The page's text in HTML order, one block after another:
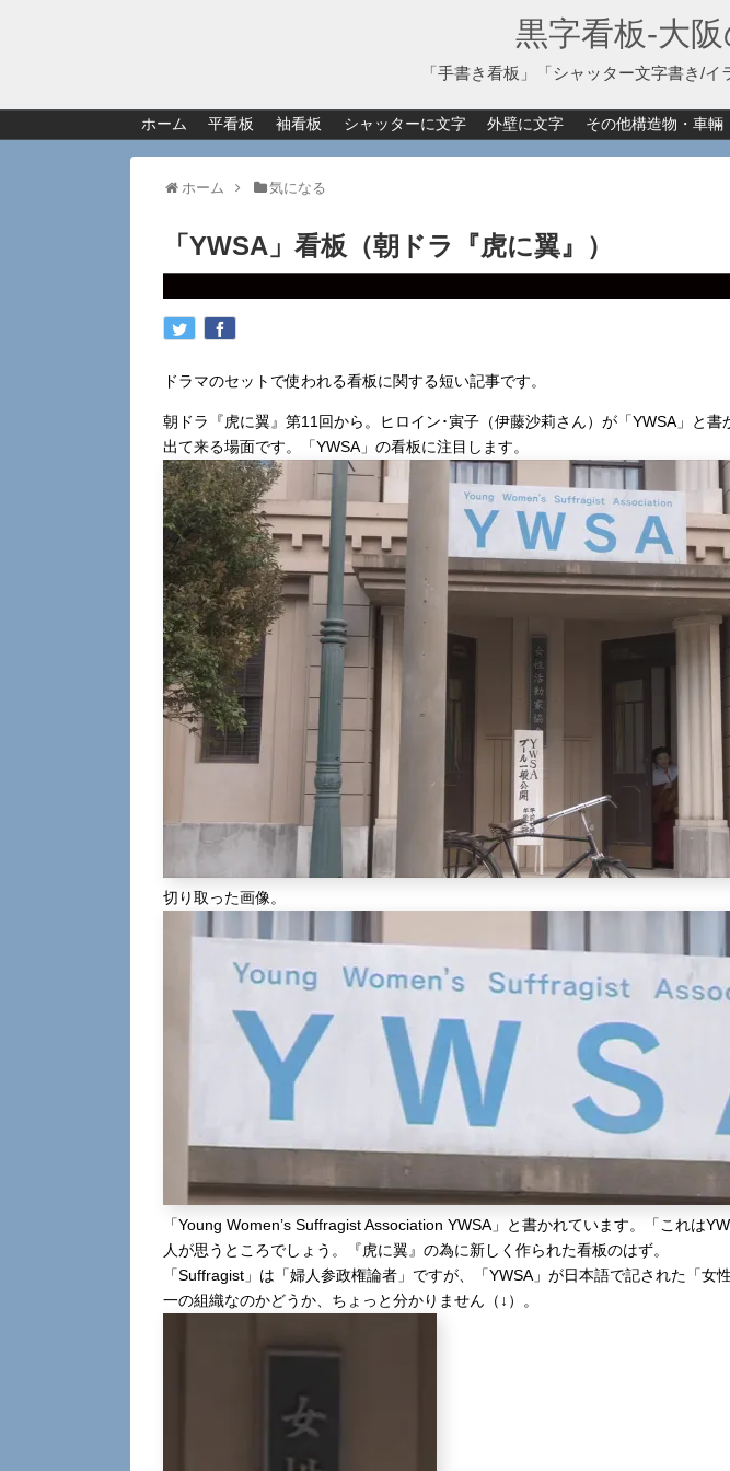
黒字看板‐大
「手書き看板」「シャッター文字書き/
ホーム 平看板 袖看板 シャッターに文字 外壁に文字 その他構造物・車輛
ホーム 気になる
「YWSA」看板（朝ドラ『虎に翼』）
ドラマのセットで使われる看板に関する短い記事です。
朝ドラ『虎に翼』第11回から。ヒロイン･寅子（伊藤沙莉さん）が「YWSA」と書
出て来る場面です。「YWSA」の看板に注目します。
切り取った画像。
「Young Women’s Suffragist Association YWSA」と書かれています。「これは
人が思うところでしょう。『虎に翼』の為に新しく作られた看板のはず。
「Suffragist」は「婦人参政権論者」ですが、「YWSA」が日本語で記された「女
一の組織なのかどうか、ちょっと分かりません（↓）。